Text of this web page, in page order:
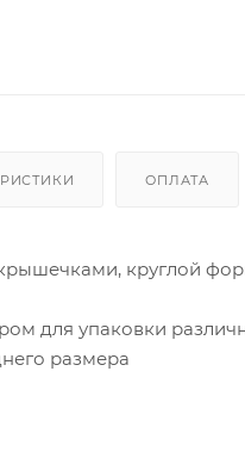
ОПЛАТА
круглой
для упаковки
размера